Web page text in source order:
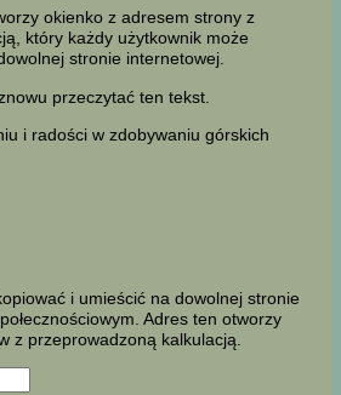
okienko z adresem strony z
który każdy użytkownik może
stronie internetowej.
przeczytać ten tekst.
i radości w zdobywaniu górskich
i umieścić na dowolnej stronie
Adres ten otworzy
z przeprowadzoną kalkulacją.